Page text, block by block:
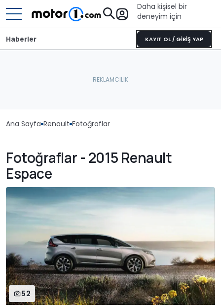
Daha kişisel bir
deneyim için
KAYIT OL / GİRİŞ YAP
Haberler
Ana Sayfa Renault Fotoğraflar
Fotoğraflar - 2015 Renault
Espace
52